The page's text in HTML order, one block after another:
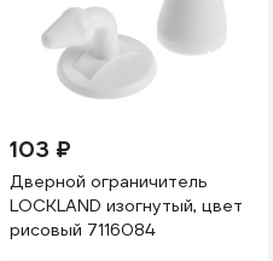
103 ₽
Дверной ограничитель
LOCKLAND изогнутый, цвет
рисовый 7116084